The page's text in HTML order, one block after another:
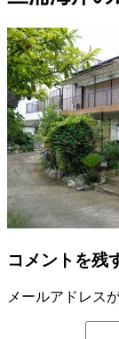
コメントを残
メールアドレス